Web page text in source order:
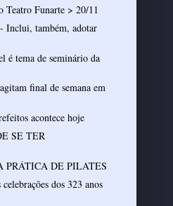
Teatro Funarte > 20/11
Inclui, também, adotar
é tema de seminário da
final de semana em
acontece hoje
SE TER
PRÁTICA DE PILATES
dos 323 anos